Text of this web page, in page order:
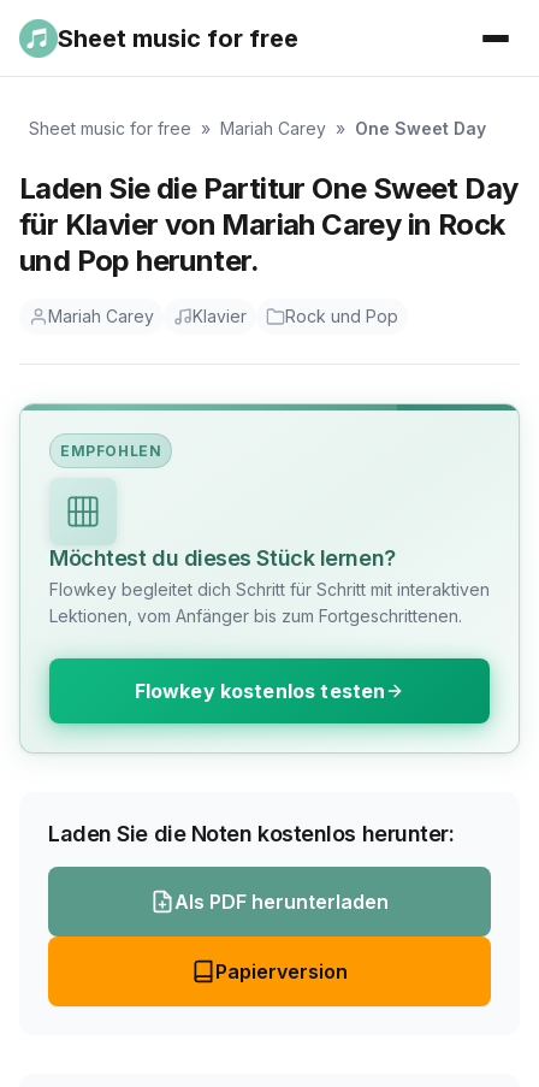
Sheet music for free
Sheet music for free » Mariah Carey » One Sweet Day
Laden Sie die Partitur One Sweet Day
für Klavier von Mariah Carey in Rock
und Pop herunter.
Mariah Carey Klavier Rock und Pop
EMPFOHLEN
Möchtest du dieses Stück lernen?
Flowkey begleitet dich Schritt für Schritt mit interaktiven
Lektionen, vom Anfänger bis zum Fortgeschrittenen.
Flowkey kostenlos testen
Laden Sie die Noten kostenlos herunter:
Als PDF herunterladen
Papierversion